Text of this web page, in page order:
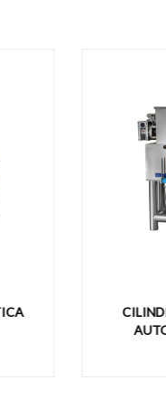
CILINDRO - SFOGLIATRICE
AUTOMATICA CA300V